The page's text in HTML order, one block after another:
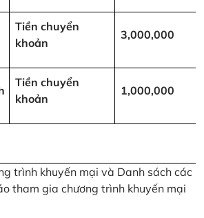
Tiền chuyển
khoản
3,000,000
Tiền chuyển
khoản
1,000,000
trình khuyến mại và Danh sách các
tham gia chương trình khuyến mại